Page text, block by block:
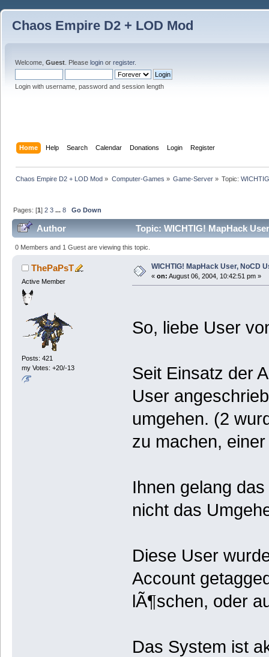
Chaos Empire D2 + LOD Mod
Welcome, Guest . Please login or register.
Login with username, password and session length
Home Help Search Calendar Donations Login Register
Chaos Empire D2 + LOD Mod » Computer-Games » Game-Server» Topic:
Pages: [1]2 3 ...8 Go Down
Author Topic: WICHTIG! MapHack
0 Members and 1 Guest are viewing this topic.
ThePaPsT
Active Member
Posts: 421
my Votes: +20/-13
WICHTIG! MapHack User, NoCD
« on: August 06, 2004, 10:42:51 pm »
So, liebe User
Seit Einsatz der
User
umgehen. (2
zu machen,
Ihnen gelang
nicht das
Diese User
Account
lÃ¶schen, oder
Das System ist